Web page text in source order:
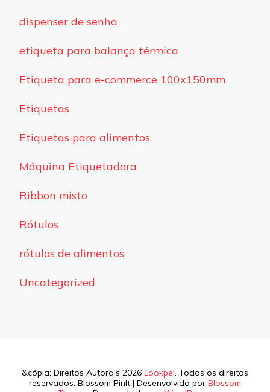
dispenser de senha
etiqueta para balança térmica
Etiqueta para e-commerce 100x150mm
Etiquetas
Etiquetas para alimentos
Máquina Etiquetadora
Ribbon misto
Rótulos
rótulos de alimentos
Uncategorized
&cópia; Direitos Autorais 2026 Lookpel. Todos os direitos
reservados. Blossom PinIt | Desenvolvido por Blossom